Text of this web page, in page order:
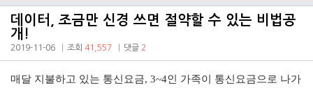
데이터, 조금만 신경 쓰면 절약할 수 있는 비법공
개!
2019-11-06 조회 41,557 댓글 2
매달 지불하고 있는 통신요금, 3~4인 가족이 통신요금으로 나가